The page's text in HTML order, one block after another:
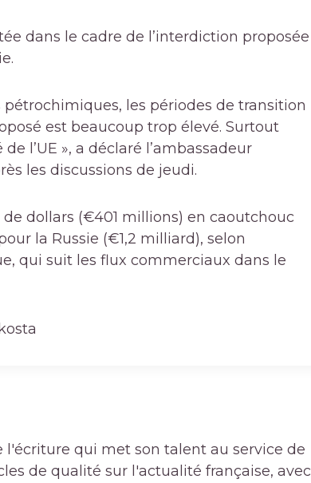
dans le cadre de l’interdiction proposée
les périodes de transition
est beaucoup trop élevé. Surtout
l’UE », a déclaré l’ambassadeur
les discussions de jeudi.
dollars (€401 millions) en caoutchouc
la Russie (€1,2 milliard), selon
qui suit les flux commerciaux dans le
l'écriture qui met son talent au service de
de qualité sur l'actualité française, avec